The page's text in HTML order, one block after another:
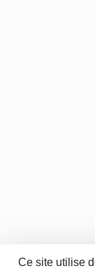
Ce site utilise